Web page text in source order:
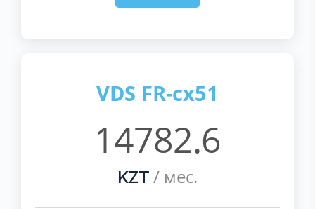
VDS FR-cx51
14782.6
KZT / мес.